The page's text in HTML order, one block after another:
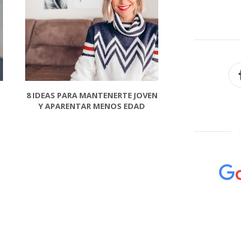
8 IDEAS PARA MANTENERTE JOVEN
Y APARENTAR MENOS EDAD